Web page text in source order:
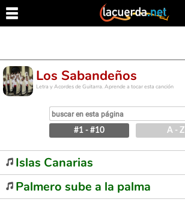
Los Sabandeños
Letra y Acordes de Guitarra. Aprende a tocar esta canción
#1 - #10 A - Z
Islas Canarias
Palmero sube a la palma